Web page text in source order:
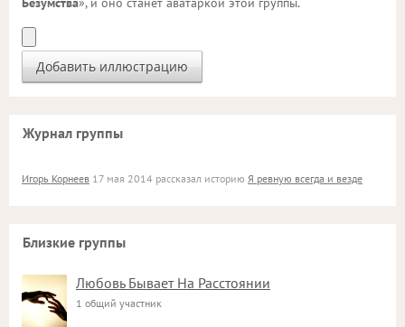
Журнал группы
Игорь Корнеев 17 мая 2014 рассказал историю Я ревную всегда и везде
Близкие группы
Любовь Бывает На Расстоянии
1 общий участник